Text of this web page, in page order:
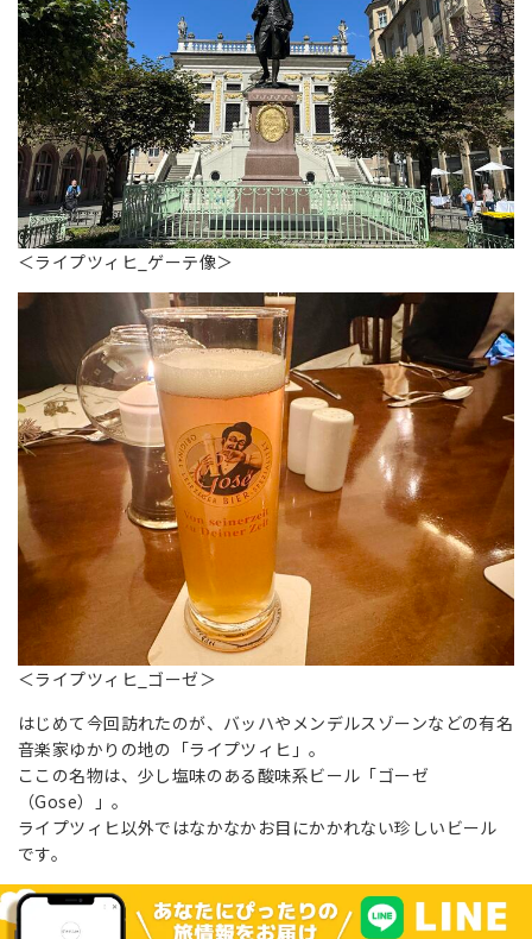
＜ライプツィヒ_ゲーテ像＞
＜ライプツィヒ_ゴーゼ＞
はじめて今回訪れたのが、バッハやメンデルスゾーンなどの有名
音楽家ゆかりの地の「ライプツィヒ」。
ここの名物は、少し塩味のある酸味系ビール「ゴーゼ
（Gose）」。
ライプツィヒ以外ではなかなかお目にかかれない珍しいビール
です。